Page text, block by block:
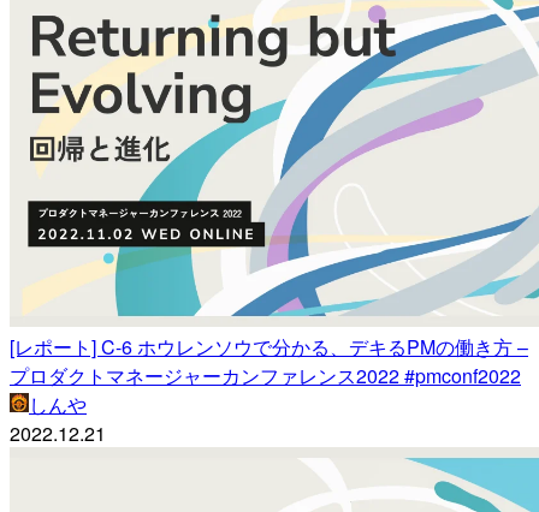
[レポート] C-6 ホウレンソウで分かる、デキるPMの働き方 –
プロダクトマネージャーカンファレンス2022 #pmconf2022
しんや
2022.12.21